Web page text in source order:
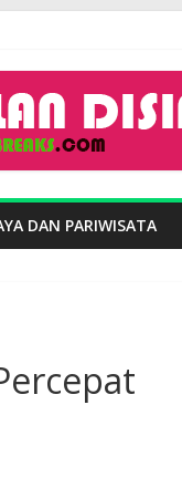
DAN PARIWISATA